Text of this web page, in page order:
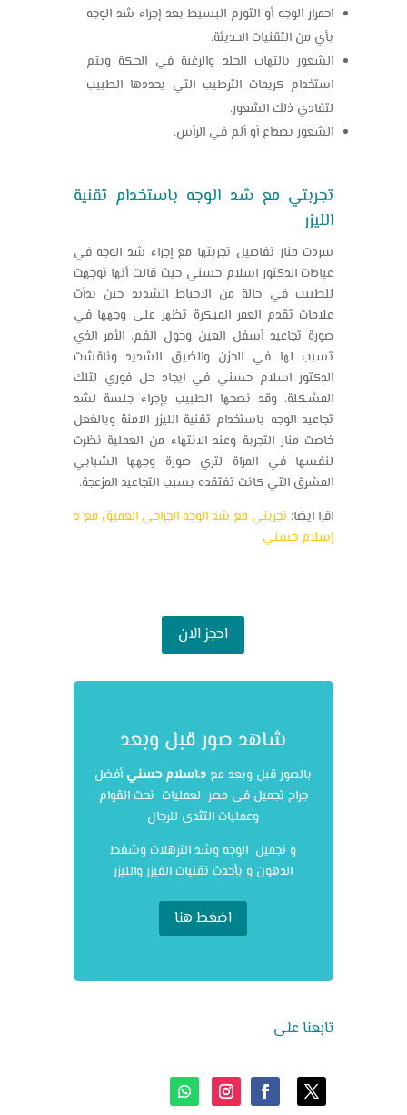
احمرار الوجه أو التورم البسيط بعد إجراء شد الوجه
بأي من التقنيات الحديثة.
الشعور بالتهاب الجلد والرغبة في الحكة ويتم
استخدام كريمات الترطيب التي يحددها الطبيب
لتفادي ذلك الشعور.
الشعور بصداع أو ألم في الرأس.
تجربتي مع شد الوجه باستخدام تقنية
الليزر
سردت منار تفاصيل تجربتها مع إجراء شد الوجه في
عيادات الدكتور اسلام حسني حيث قالت أنها توجهت
للطبيب في حالة من الاحباط الشديد حين بدأت
علامات تقدم العمر المبكرة تظهر على وجهها في
صورة تجاعيد أسفل العين وحول الفم، الأمر الذي
تسبب لها في الحزن والضيق الشديد وناقشت
الدكتور اسلام حسني في ايجاد حل فوري لتلك
المشكلة، وقد نصحها الطبيب بإجراء جلسة لشد
تجاعيد الوجه باستخدام تقنية الليزر الآمنة وبالغعل
خاصت منار التجربة وعند الانتهاء من العملية نظرت
لنفسها في المرآة لتري صورة وجهها الشبابي
المشرق التي كانت تفتقده بسبب التجاعيد المزعجة.
اقرا ايضا: تجربتي مع شد الوجه الجراحي العميق مع د
إسلام حسني
احجز الان
شاهد صور قبل وبعد
بالصور قبل وبعد مع د.اسلام حسني أفضل
جراح تجميل فى مصر لعمليات نحت القوام
وعمليات التثدى للرجال
و تجميل الوجه وشد الترهلات وشفط
الدهون و بأحدث تقنيات الفيزر والليزر
اضغط هنا
تابعنا على